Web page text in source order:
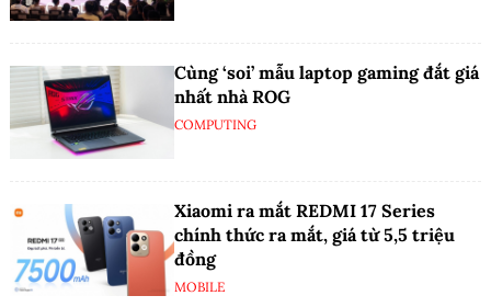
Cùng ‘soi’ mẫu laptop gaming đắt giá
nhất nhà ROG
COMPUTING
Xiaomi ra mắt REDMI 17 Series
chính thức ra mắt, giá từ 5,5 triệu
đồng
MOBILE